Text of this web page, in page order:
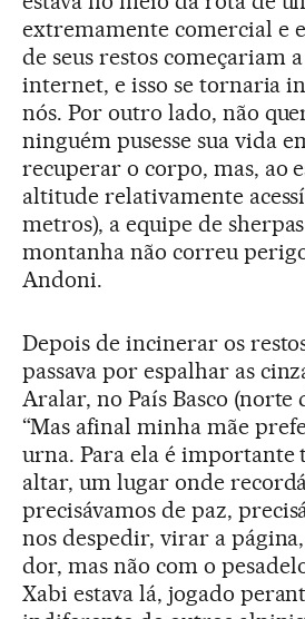
extremamente comercial e
de seus restos começariam
internet, e isso se tornaria
nós. Por outro lado, não
ninguém pusesse sua vida
recuperar o corpo, mas, ao
altitude relativamente
metros), a equipe de
montanha não correu
Andoni.
Depois de incinerar os
passava por espalhar as
Aralar, no País Basco (norte
“Mas afinal minha mãe
urna. Para ela é importante
altar, um lugar onde
precisávamos de paz,
nos despedir, virar a
dor, mas não com o
Xabi estava lá, jogado